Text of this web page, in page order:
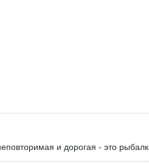
и дорогая - это